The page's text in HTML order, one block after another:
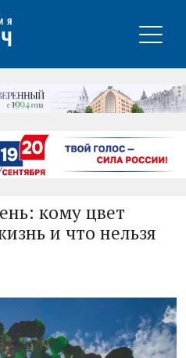
кому цвет
и что нельзя